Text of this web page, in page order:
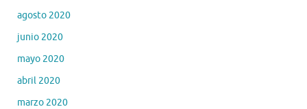
agosto 2020
junio 2020
mayo 2020
abril 2020
marzo 2020